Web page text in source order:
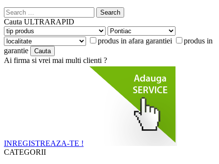
Search
for:
Cauta ULTRARAPID
produs in afara garantiei
produs in
garantie
Ai firma si vrei mai multi clienti ?
INREGISTREAZA-TE !
CATEGORII